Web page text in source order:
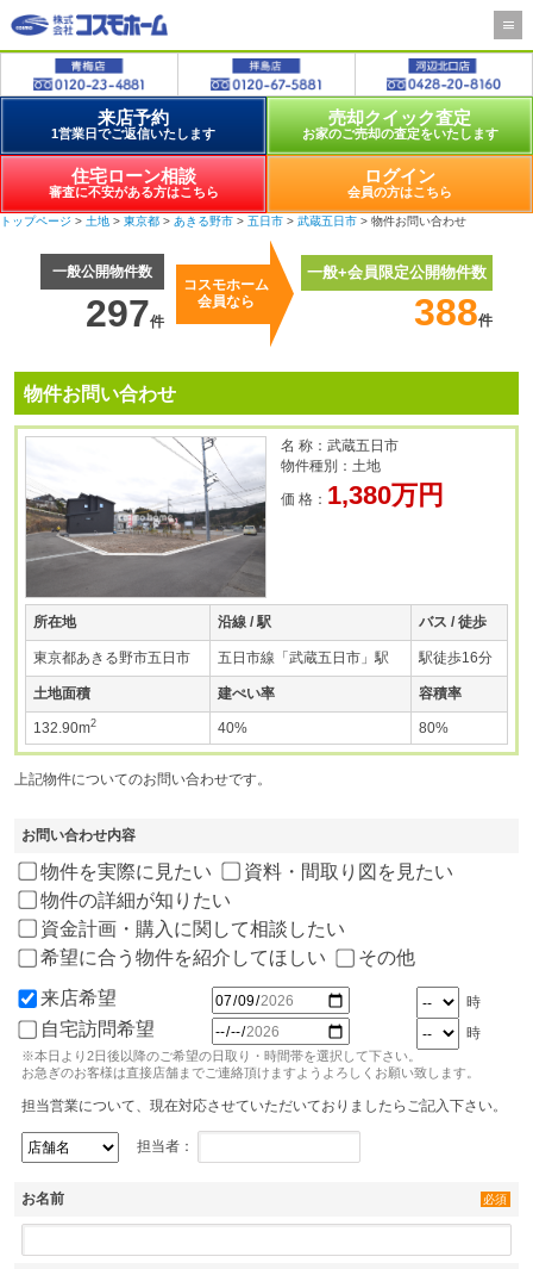
来店予約
1営業日でご返信いたします
売却クイック査定
お家のご売却の査定をいたします
住宅ローン相談
審査に不安がある方はこちら
ログイン
会員の方はこちら
トップページ > 土地 > 東京都 > あきる野市 > 五日市 > 武蔵五日市 > 物件お問い合わせ
一般公開物件数
297件
コスモホーム
会員なら
一般+会員限定公開物件数
388件
物件お問い合わせ
名 称：武蔵五日市
物件種別：土地
価 格： 1,380万円
所在地 沿線 / 駅 バス / 徒歩
東京都あきる野市五日市 五日市線「武蔵五日市」駅 駅徒歩16分
土地面積 建ぺい率 容積率
132.90m2 40% 80%
上記物件についてのお問い合わせです。
お問い合わせ内容
物件を実際に見たい
資料・間取り図を見たい
物件の詳細が知りたい
資金計画・購入に関して相談したい
希望に合う物件を紹介してほしい
その他
来店希望 時
自宅訪問希望 時
※本日より2日後以降のご希望の日取り・時間帯を選択して下さい。
お急ぎのお客様は直接店舗までご連絡頂けますようよろしくお願い致します。
担当営業について、現在対応させていただいておりましたらご記入下さい。
担当者：
お名前 必須